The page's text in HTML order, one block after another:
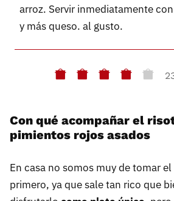
arroz. Servir inmediatamente
y más queso. al gusto.
Con qué acompañar el
pimientos rojos asados
En casa no somos muy de tomar
primero, ya que sale tan rico que